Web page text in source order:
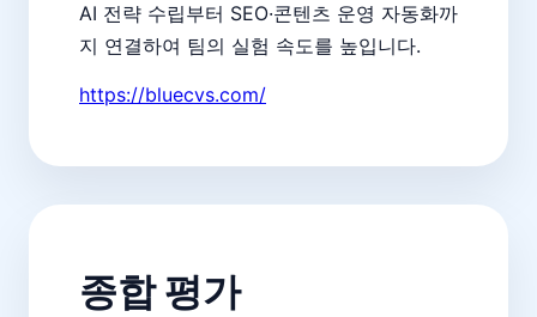
AI 전략 수립부터 SEO·콘텐츠 운영 자동화까
지 연결하여 팀의 실험 속도를 높입니다.
https://bluecvs.com/
종합 평가